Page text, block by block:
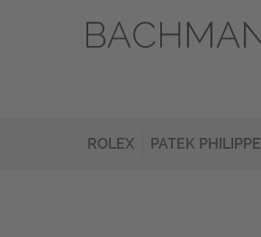
ROLEX PATEK PHILIPPE